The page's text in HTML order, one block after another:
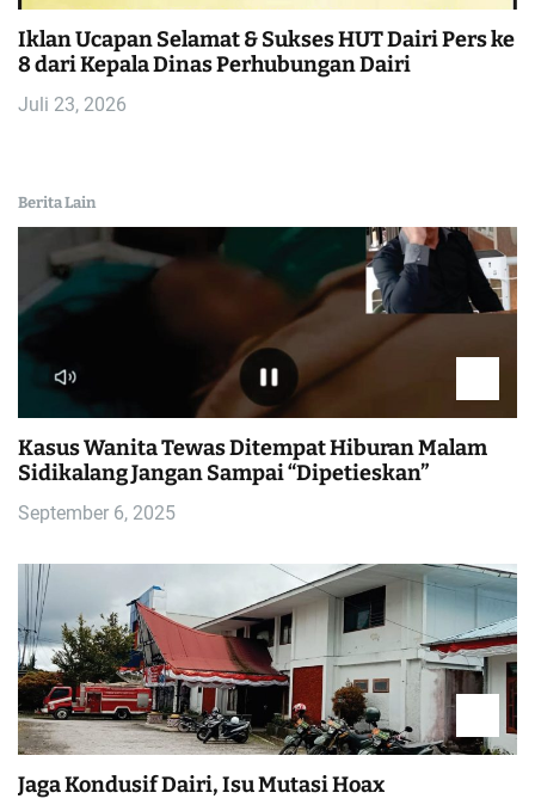
Iklan Ucapan Selamat & Sukses HUT Dairi Pers ke
8 dari Kepala Dinas Perhubungan Dairi
Juli 23, 2026
Berita Lain
Kasus Wanita Tewas Ditempat Hiburan Malam
Sidikalang Jangan Sampai “Dipetieskan”
September 6, 2025
Jaga Kondusif Dairi, Isu Mutasi Hoax